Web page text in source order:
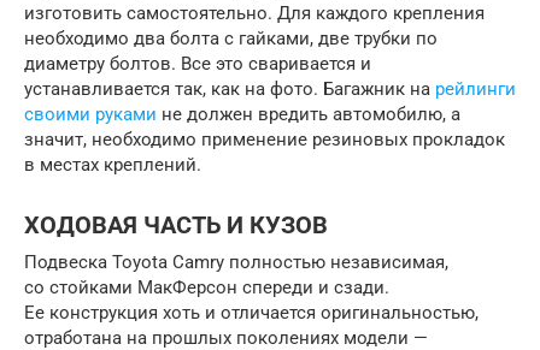
изготовить самостоятельно. Для каждого крепления
необходимо два болта с гайками, две трубки по
диаметру болтов. Все это сваривается и
устанавливается так, как на фото. Багажник на рейлинги
своими руками не должен вредить автомобилю, а
значит, необходимо применение резиновых прокладок
в местах креплений.
ХОДОВАЯ ЧАСТЬ И КУЗОВ
Подвеска Toyota Camry полностью независимая,
со стойками МакФерсон спереди и сзади.
Ее конструкция хоть и отличается оригинальностью,
отработана на прошлых поколениях модели —